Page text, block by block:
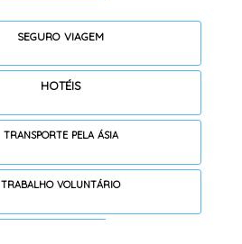
seguro viagem
hotéis
transporte pela ásia
trabalho voluntário